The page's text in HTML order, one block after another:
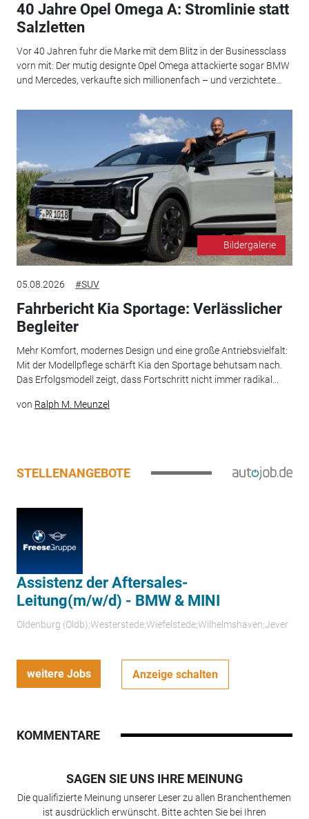
40 Jahre Opel Omega A: Stromlinie statt
Salzletten
Vor 40 Jahren fuhr die Marke mit dem Blitz in der Businessclass
vorn mit: Der mutig designte Opel Omega attackierte sogar BMW
und Mercedes, verkaufte sich millionenfach – und verzichtete...
Bildergalerie
05.08.2026 #SUV
Fahrbericht Kia Sportage: Verlässlicher
Begleiter
Mehr Komfort, modernes Design und eine große Antriebsvielfalt:
Mit der Modellpflege schärft Kia den Sportage behutsam nach.
Das Erfolgsmodell zeigt, dass Fortschritt nicht immer radikal...
von Ralph M. Meunzel
STELLENANGEBOTE
Assistenz der Aftersales-
Leitung(m/w/d) - BMW & MINI
Oldenburg (Oldb);Westerstede;Wiefelstede;Wilhelmshaven;Jever
weitere Jobs Anzeige schalten
KOMMENTARE
SAGEN SIE UNS IHRE MEINUNG
Die qualifizierte Meinung unserer Leser zu allen Branchenthemen
ist ausdrücklich erwünscht. Bitte achten Sie bei Ihren